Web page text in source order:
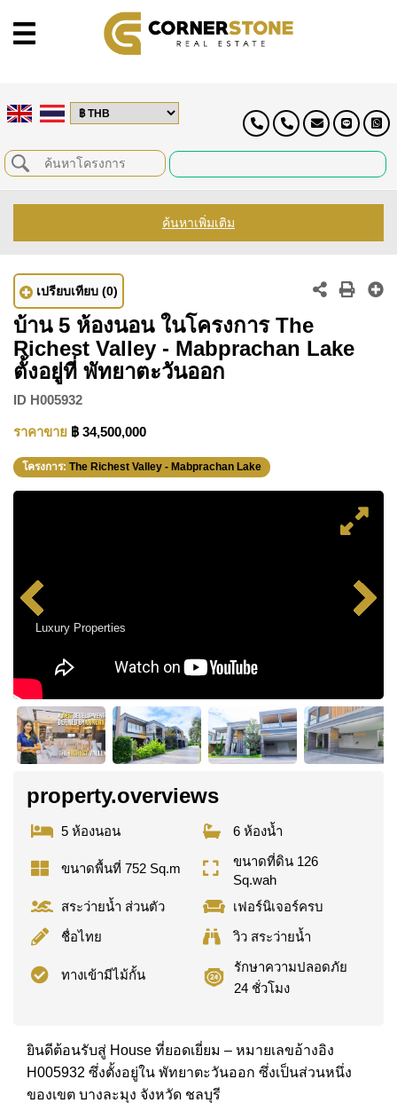
ค้นหาเพิ่มเติม
เปรียบเทียบ (0)
บ้าน 5 ห้องนอน ในโครงการ The
Richest Valley - Mabprachan Lake
ตั้งอยู่ที่ พัทยาตะวันออก
ID H005932
ราคาขาย ฿ 34,500,000
โครงการ: The Richest Valley - Mabprachan Lake
Luxury Properties
property.overviews
5 ห้องนอน 6 ห้องน้ำ
ขนาดพื้นที่ 752 Sq.m
ขนาดที่ดิน 126
Sq.wah
สระว่ายน้ำ ส่วนตัว
เฟอร์นิเจอร์ครบ
ชื่อไทย
วิว สระว่ายน้ำ
ทางเข้ามีไม้กั้น
รักษาความปลอดภัย
24 ชั่วโมง
ยินดีต้อนรับสู่ House ที่ยอดเยี่ยม – หมายเลขอ้างอิง
H005932 ซึ่งตั้งอยู่ใน พัทยาตะวันออก ซึ่งเป็นส่วนหนึ่ง
ของเขต บางละมุง จังหวัด ชลบุรี